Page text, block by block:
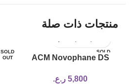
منتجات ذات صلة
SOLD
OUT
ACM Novophane DS
for Flaky Scalp, 125ml
5,800 ر.ع.
SOLD
OUT